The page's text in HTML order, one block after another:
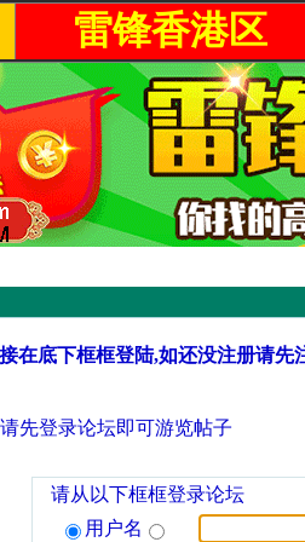
雷锋香港区
在底下框框登陆,如还没注册请先
先登录论坛即可游览帖子
请从以下框框登录论坛
用户名